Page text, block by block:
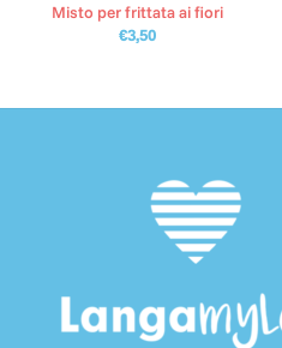
Misto per frittata ai fiori
€3,50